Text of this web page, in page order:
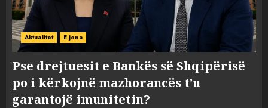
Aktualitet E jona
Pse drejtuesit e Bankës së Shqipërisë
po i kërkojnë mazhorancës t’u
garantojë imunitetin?